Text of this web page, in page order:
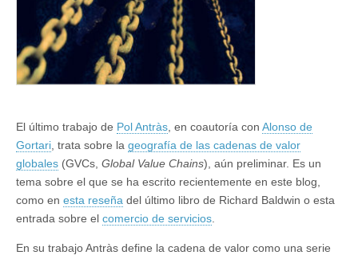
El último trabajo de Pol Antràs , en coautoría con Alonso de
Gortari , trata sobre la geografía de las cadenas de valor
globales (GVCs, Global Value Chains), aún preliminar. Es un
tema sobre el que se ha escrito recientemente en este blog,
como en esta reseña del último libro de Richard Baldwin o esta
entrada sobre el comercio de servicios
En su trabajo Antràs define la cadena de valor como una serie